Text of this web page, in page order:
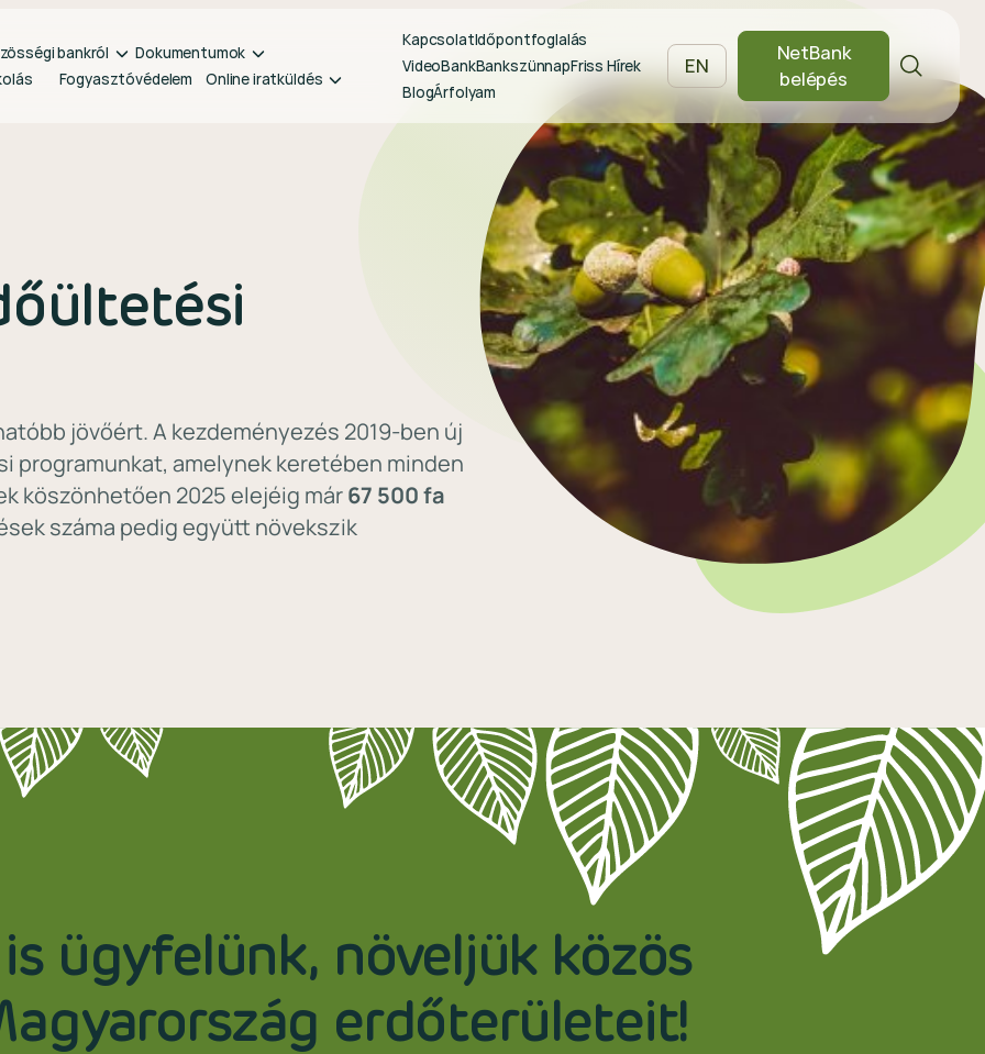
bankról
Dokumentumok
Fogyasztóvédelem Online iratküldés
KapcsolatIdőpontfoglalás
VideoBankBankszünnapFriss Hírek
BlogÁrfolyam
EN
NetBank
belépés
jövőért. A kezdeményezés 2019-ben új
amelynek keretében minden
köszönhetően 2025 elejéig már67 500 fa
száma pedig együtt növekszik
ügyfelünk, növeljük közös
erdőterületeit!